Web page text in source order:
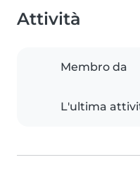
Attività
Membro da
L'ultima